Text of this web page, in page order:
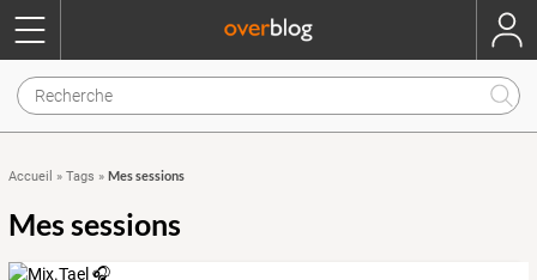
Accueil » Tags » Mes sessions
Mes sessions